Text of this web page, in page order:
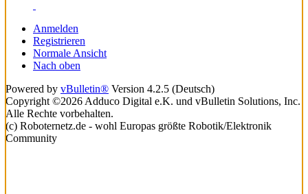
Anmelden
Registrieren
Normale Ansicht
Nach oben
Powered by vBulletin® Version 4.2.5 (Deutsch)
Copyright ©2026 Adduco Digital e.K. und vBulletin Solutions, Inc.
Alle Rechte vorbehalten.
(c) Roboternetz.de - wohl Europas größte Robotik/Elektronik
Community